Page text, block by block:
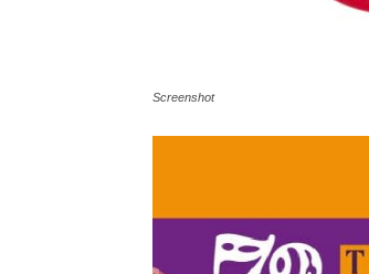
Screenshot